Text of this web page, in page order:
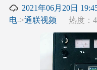
2021年06月20日
电->通联视频 热度：